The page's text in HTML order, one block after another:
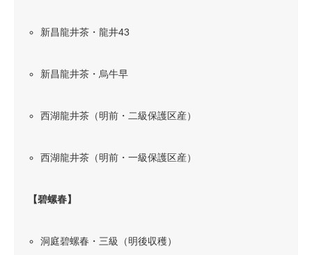
新昌龍井茶・龍井43
新昌龍井茶・烏牛早
西湖龍井茶（明前・二級保護区産）
西湖龍井茶（明前・一級保護区産）
【碧螺春】
洞庭碧螺春・三級（明後収穫）